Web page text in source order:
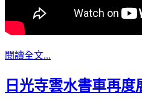
閱讀全文...
日光寺雲水書車再度